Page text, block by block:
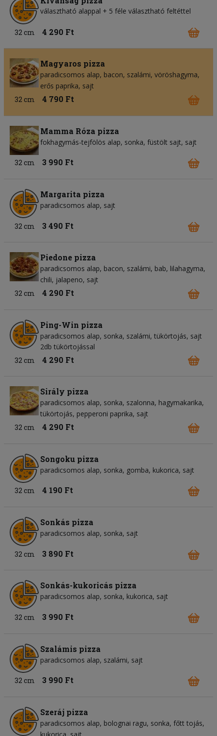
választható alappal + 5 féle választható feltéttel
32 cm 4 290 Ft
Magyaros pizza
paradicsomos alap bacon szalámi vöröshagyma
erős paprika sajt
32 cm
4 790 Ft
Mamma Róza pizza
fokhagymás-tejfölös alap sonka füstölt sajt sajt
32 cm 3 990 Ft
Margarita pizza
paradicsomos alap sajt
32 cm 3 490 Ft
Piedone pizza
paradicsomos alap bacon szalámi bab lilahagyma
chili jalapeno sajt
32 cm
4 290 Ft
Ping-Win pizza
paradicsomos alap sonka szalámi tükörtojás sajt
2db tükörtojással
32 cm
4 290 Ft
Sirály pizza
paradicsomos alap sonka szalonna hagymakarika
tükörtojás pepperoni paprika sajt
32 cm
4 290 Ft
Songoku pizza
paradicsomos alap sonka gomba kukorica sajt
32 cm 4 190 Ft
Sonkás pizza
paradicsomos alap sonka sajt
32 cm 3 890 Ft
Sonkás-kukoricás pizza
paradicsomos alap sonka kukorica sajt
32 cm 3 990 Ft
Szalámis pizza
paradicsomos alap szalámi sajt
32 cm 3 990 Ft
Szeráj pizza
paradicsomos alap bolognai ragu sonka főtt tojás